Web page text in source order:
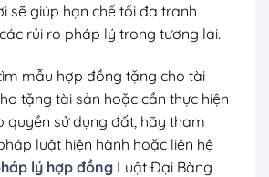
sẽ giúp hạn chế tối đa tranh
rủi ro pháp lý trong tương lai.
mẫu hợp đồng tặng cho tài
tặng tài sản hoặc cần thực hiện
quyền sử dụng đất, hãy tham
luật hiện hành hoặc liên hệ
lý hợp đồng Luật Đại Bàng